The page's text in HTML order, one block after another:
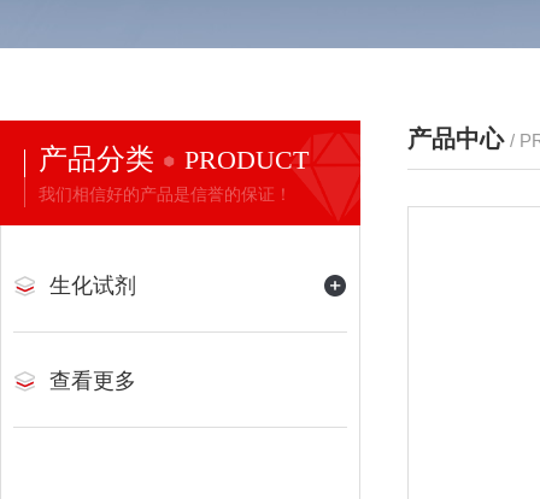
产品分类 PRODUCT
我们相信好的产品是信誉的保证！
生化试剂
查看更多
产品中心 /